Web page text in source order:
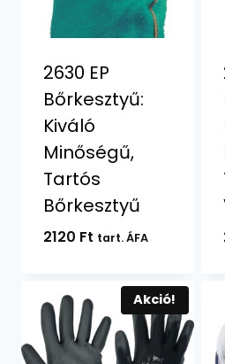
2630 EP
Bőrkesztyű:
Kiváló
Minőségű,
Tartós
Bőrkesztyű
2120 Ft tart. ÁFA
Akció!